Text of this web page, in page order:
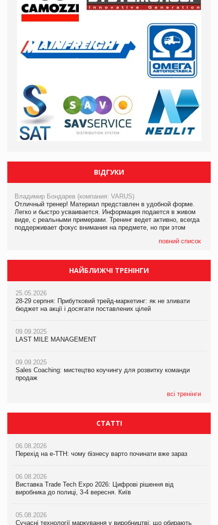
ВІДГУКИ
Владимир Бондарев (компания: VARUS)
Отличный тренер! Материал представлен в удобной форме.
Легко и быстро усваивается. Информация подается в живом
виде, с реальными примерами. Тренинг ведет активно, всегда
поддерживает фокус внимания на предмете, но при этом
повний список
НАЙБЛИЖЧІ ТРЕНІНГИ
25.05.2026
28-29 серпня: Прибутковий трейд-маркетинг: як не зливати
бюджет на акції і досягати поставлених цілей
09.09.2025
LAST MILE MANAGEMENT
09.09.2025
Sales Coaching: мистецтво коучингу для розвитку команди
продаж
всі тренінги
СТАТТІ
06.08.2026
Перехід на е-ТТН: чому бізнесу варто починати вже зараз
06.08.2026
Виставка Trade Tech Expo 2026: Цифрові рішення від
виробника до полиці, 3-4 вересня. Київ
05.08.2026
Сучасні технології маркування у виробництві: що обирають